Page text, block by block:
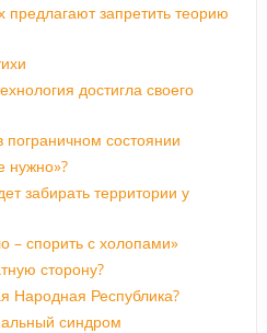
предлагают запретить теорию
достигла своего
состоянии
нужно»?
забирать территории у
– спорить с холопами»
сторону?
Народная Республика?
синдром